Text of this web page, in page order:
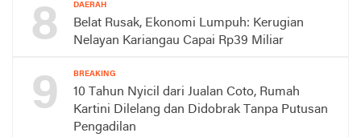
8 DAERAH
Belat Rusak, Ekonomi Lumpuh: Kerugian
Nelayan Kariangau Capai Rp39 Miliar
9 BREAKING
10 Tahun Nyicil dari Jualan Coto, Rumah
Kartini Dilelang dan Didobrak Tanpa Putusan
Pengadilan